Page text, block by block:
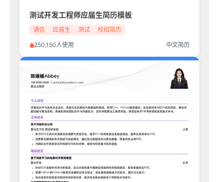
测试开发工程师应届生简历模板
通信 应届生 测试 校招简历
250,150人使用 中文简历